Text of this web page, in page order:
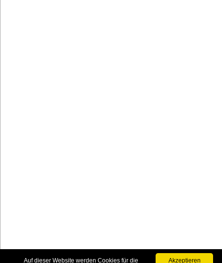
Akzeptieren
Auf dieser Website werden Cookies für die